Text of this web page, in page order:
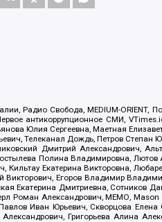
Радио Свобода, MEDIUM-ORIENT,
антикоррупционное СМИ,
Юлия Сергеевна, Маетная
Телеканал Дождь, Петров Степан
Дмитрий Александрович,
Полина Владимировна,
Екатерина Викторовна,
Егоров Владимир
Екатерина Дмитриевна, Сотников
Роман Александрович, МЕМО, Mason
Иван Юрьевич, Скворцова Елена
Григорьева Алина